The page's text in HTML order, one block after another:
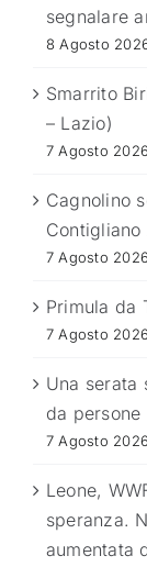
segnalare
8 Agosto
Smarrito
– Lazio)
7 Agosto 2026
Cagnolino
7 Agosto 2026
Primula da
7 Agosto 2026
Una serata
da persone
7 Agosto 2026
Leone,
speranza.
aumentata